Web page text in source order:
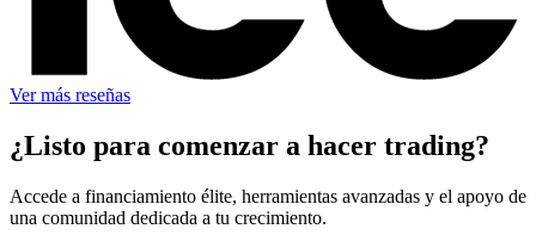
Ver más reseñas
¿Listo para comenzar a hacer trading?
Accede a financiamiento élite, herramientas avanzadas y el apoyo de
una comunidad dedicada a tu crecimiento.